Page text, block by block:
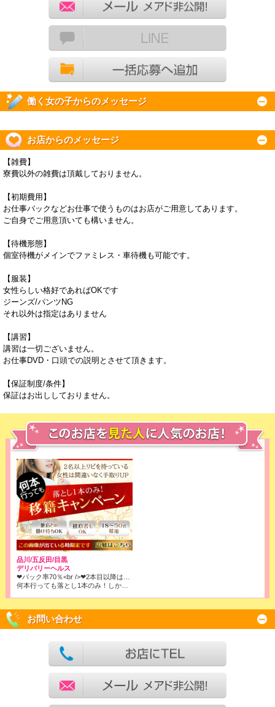
働く女の子からのメッセージ
お店からのメッセージ
【雑費】
寮費以外の雑費は頂戴しておりません。
【初期費用】
お仕事バックなどお仕事で使うものはお店がご用意してあります。
ご自身でご用意頂いても構いません。
【待機形態】
個室待機がメインでファミレス・車待機も可能です。
【服装】
女性らしい格好であればOKです
ジーンズ/パンツNG
それ以外は指定はありません
【講習】
講習は一切ございません。
お仕事DVD・口頭での説明とさせて頂きます。
【保証制度/条件】
保証はお出ししておりません。
品川/五反田/目黒
デリバリーヘルス
お問い合わせ